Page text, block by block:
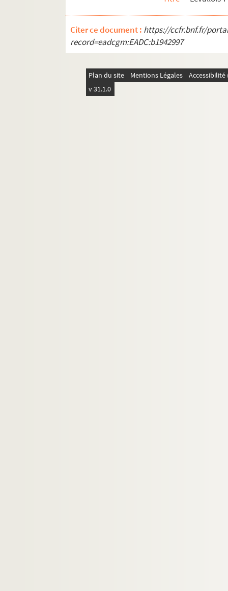
Citer ce document : https://ccfr.bnf.fr/
record=eadcgm:EADC:b1942997
Plan du site Mentions Légales
v 31.1.0